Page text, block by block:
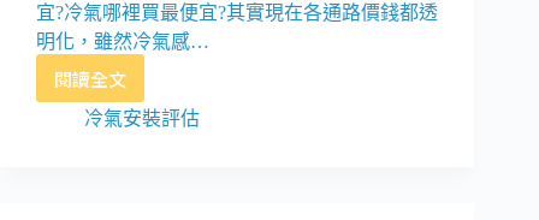
宜?冷氣哪裡買最便宜?其實現在各通路價錢都透
明化，雖然冷氣感…
閱讀全文
三
重-
冷氣安裝評估